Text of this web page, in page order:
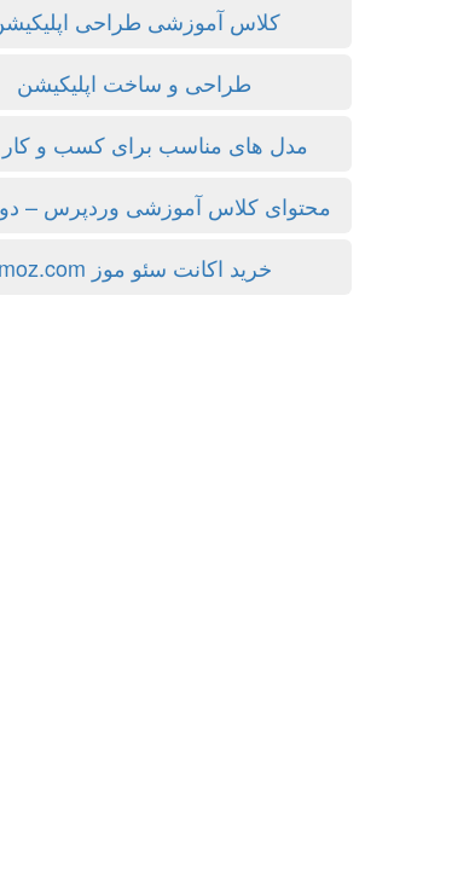
کلاس آموزشی طراحی
طراحی و ساخت اپلیکیشن
مدل های مناسب برای کسب و
محتوای کلاس آموزشی وردپرس –
خرید اکانت سئو موز moz.com